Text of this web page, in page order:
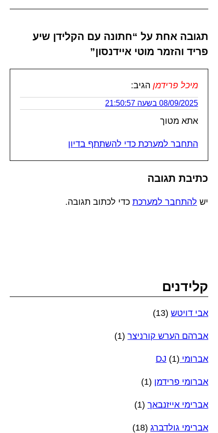
תגובה אחת על “חתונה עם הקלידן שיע
פריד והזמר מוטי איידנסון”
מיכל פרידמן הגיב:
08/09/2025 בשעה 21:50:57
אתא מטוך
התחבר למערכת כדי להשתתף בדיון
כתיבת תגובה
יש להתחבר למערכת כדי לכתוב תגובה.
קלידנים
אבי דויטש (13)
אברהם הערש קורניצר (1)
אברומי DJ (1)
אברומי פרידמן (1)
אברימי אייזנבאך (1)
אברימי גולדברג (18)